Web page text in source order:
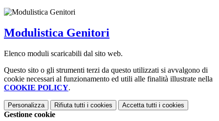
Modulistica Genitori
Elenco moduli scaricabili dal sito web.
Questo sito o gli strumenti terzi da questo utilizzati si avvalgono di
cookie necessari al funzionamento ed utili alle finalità illustrate nella
COOKIE POLICY.
Personalizza Rifiuta tutti i cookies Accetta tutti i cookies
Gestione cookie